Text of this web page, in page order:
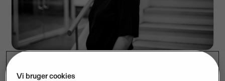
Vi bruger cookies